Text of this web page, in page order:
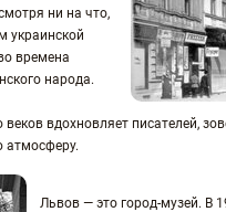
ни на что,
украинской
времена
народа.
вдохновляет писателей,
атмосферу.
Львов — это город-музей. В